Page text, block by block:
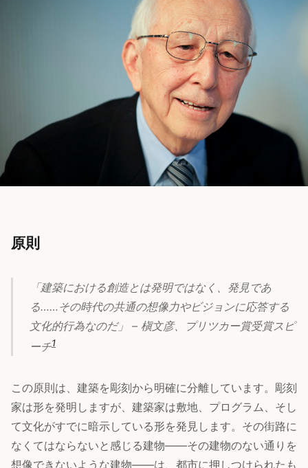
原則
「建築における創造とは発明ではなく、発見であ
る……その時代の共通の想像力やビジョンに応答する
文化的行為なのだ」 – 槇文彦、プリツカー賞受賞スピ
ーチ1
この原則は、建築を彫刻から明確に分離しています。彫刻
家は形を発明しますが、建築家は敷地、プログラム、そし
て文化がすでに暗示している形を発見します。その街路に
なくてはならないと感じる建物——その建物のない通りを
想像できないような建物——は、都市に押しつけられたも